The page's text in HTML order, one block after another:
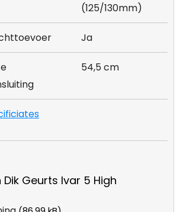
(125/130mm)
Ja
54,5 cm
Geurts Ivar 5 High